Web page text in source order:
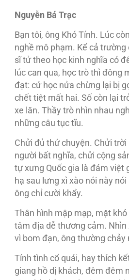
Nguyễn Bá Trạc
Bạn tôi, ông Khó Tính. Lúc
nghề mô phạm. Kể cả
sĩ tử theo học kinh nghĩa có
lúc can qua, học trò thì đông
đạt: cứ học nửa chừng lại bị
chết tiệt mất hai. Số còn lại
xe lăn. Thầy trò nhìn nhau
những câu tục tĩu.
Chửi đủ thứ chuyện. Chửi trời
người bất nghĩa, chửi cộng
tự xưng Quốc gia là đám việt
hạ sau lưng xì xào nói này
ông chỉ cười khẩy.
Thân hình mập mạp, mặt
tâm địa dễ thương cảm. Nhìn
vì bom đạn, ông thường chảy
Tính tình cổ quái, hay thích
giang hồ dị khách, đêm đêm